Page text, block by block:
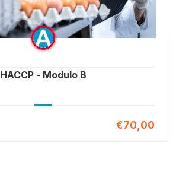
HACCP - Modulo B
€70,00